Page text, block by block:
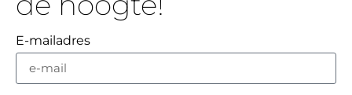
E-mailadres